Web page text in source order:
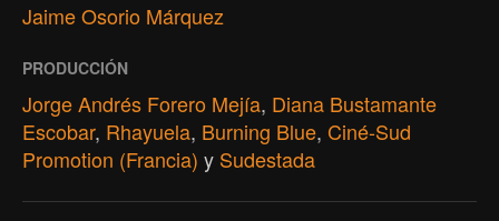
Jaime Osorio Márquez
PRODUCCIÓN
Jorge Andrés Forero Mejía, Diana Bustamante
Escobar, Rhayuela, Burning Blue, Ciné-Sud
Promotion (Francia) y Sudestada